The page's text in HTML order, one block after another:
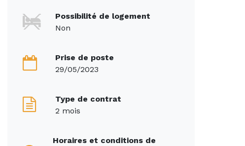
Possibilité de logement
Non
Prise de poste
29/05/2023
Type de contrat
2 mois
Horaires et conditions de